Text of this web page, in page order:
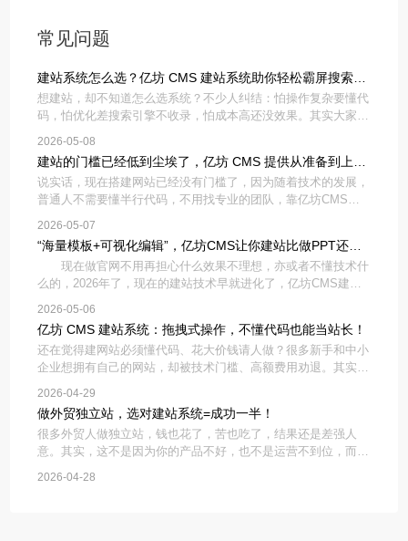
常见问题
建站系统怎么选？亿坊 CMS 建站系统助你轻松霸屏搜索引
擎！
想建站，却不知道怎么选系统？不少人纠结：怕操作复杂要懂代
码，怕优化差搜索引擎不收录，怕成本高还没效果。其实大家想
好解决这些难题
2026-05-08
建站的门槛已经低到尘埃了，亿坊 CMS 提供从准备到上线
的全流程！
说实话，现在搭建网站已经没有门槛了，因为随着技术的发展，
普通人不需要懂半行代码，不用找专业的团队，靠亿坊CMS，
和图片素材就行。
2026-05-07
“海量模板+可视化编辑”，亿坊CMS让你建站比做PPT还简
单！
现在做官网不用再担心什么效果不理想，亦或者不懂技术什
么的，2026年了，现在的建站技术早就进化了，亿坊CMS建站
网，真正实现
2026-05-06
亿坊 CMS 建站系统：拖拽式操作，不懂代码也能当站长！
还在觉得建网站必须懂代码、花大价钱请人做？很多新手和中小
企业想拥有自己的网站，却被技术门槛、高额费用劝退。其实现
门槛拖拽式操作，
2026-04-29
做外贸独立站，选对建站系统=成功一半！
很多外贸人做独立站，钱也花了，苦也吃了，结果还是差强人
意。其实，这不是因为你的产品不好，也不是运营不到位，而是
2026-04-28